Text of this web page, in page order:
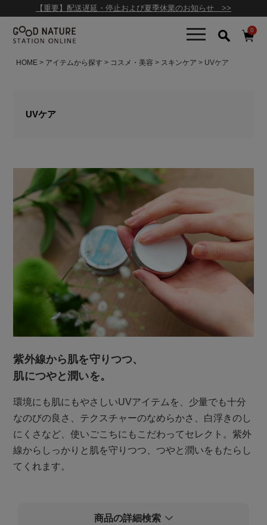
【重要】配送遅延・停止および夏季休業のお知らせ >>
0
HOME アイテムから探す コスメ・美容 スキンケア UVケア
UVケア
紫外線から肌を守りつつ、
肌につやと潤いを。
環境にも肌にもやさしいUVアイテムを、少量でも十分
なのびの良さ、テクスチャーのなめらかさ、白浮きのし
にくさなど、使いごこちにもこだわってセレクト。紫外
線からしっかりと肌を守りつつ、つやと潤いをもたらし
てくれます。
商品の詳細検索
キーワード
カテゴリー
価格
円〜
在庫ありのみ
商品検索